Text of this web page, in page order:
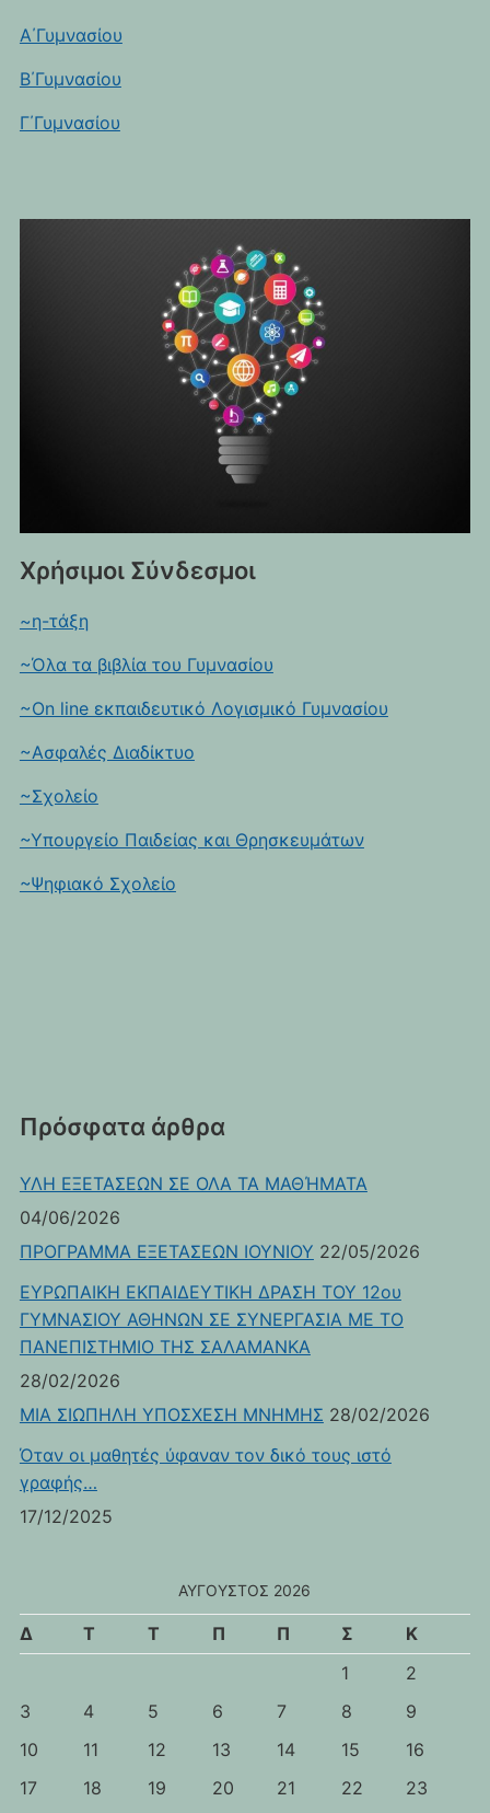
Α΄Γυμνασίου
Β΄Γυμνασίου
Γ΄Γυμνασίου
Χρήσιμοι Σύνδεσμοι
~η-τάξη
~Όλα τα βιβλία του Γυμνασίου
~On line εκπαιδευτικό Λογισμικό Γυμνασίου
~Ασφαλές Διαδίκτυο
~Σχολείο
~Υπουργείο Παιδείας και Θρησκευμάτων
~Ψηφιακό Σχολείο
Πρόσφατα άρθρα
ΥΛΗ ΕΞΕΤΑΣΕΩΝ ΣΕ ΟΛΑ ΤΑ ΜΑΘΉΜΑΤΑ
04/06/2026
ΠΡΟΓΡΑΜΜΑ ΕΞΕΤΑΣΕΩΝ ΙΟΥΝΙΟΥ 22/05/2026
ΕΥΡΩΠΑΙΚΗ ΕΚΠΑΙΔΕΥΤΙΚΗ ΔΡΑΣΗ ΤΟΥ 12ου
ΓΥΜΝΑΣΙΟΥ ΑΘΗΝΩΝ ΣΕ ΣΥΝΕΡΓΑΣΙΑ ΜΕ ΤΟ
ΠΑΝΕΠΙΣΤΗΜΙΟ ΤΗΣ ΣΑΛΑΜΑΝΚΑ
28/02/2026
ΜΙΑ ΣΙΩΠΗΛΗ ΥΠΟΣΧΕΣΗ ΜΝΗΜΗΣ 28/02/2026
Όταν οι μαθητές ύφαναν τον δικό τους ιστό
γραφής…
17/12/2025
ΑΎΓΟΥΣΤΟΣ 2026
Δ Τ Τ Π Π Σ
Κ
1
2
3
4 5 6 7 8
9
10
11 12 13 14 15
16
17
18 19 20 21 22
23